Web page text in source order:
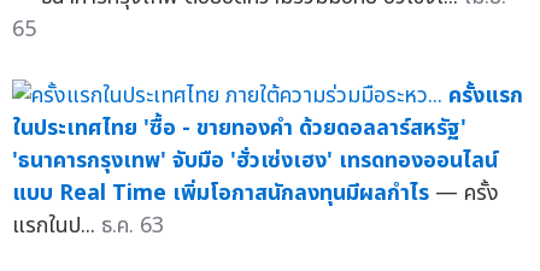
65
ครั้งแรก
ในประเทศไทย 'ซื้อ - ขายทองคำ ด้วยดอลลาร์สหรัฐ'
'ธนาคารกรุงเทพ' จับมือ 'ฮั่วเซ่งเฮง' เทรดทองออนไลน์
แบบ Real Time เพิ่มโอกาสนักลงทุนมีผลกำไร — ครั้ง
แรกในป... ธ.ค. 63